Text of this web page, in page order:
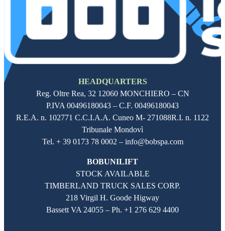
HEADQUARTERS
Reg. Oltre Rea, 32 12060 MONCHIERO – CN
P.IVA 00496180043 – C.F. 00496180043
R.E.A. n. 102771 C.C.I.A.A. Cuneo M- 271088R.I. n. 1122
Tribunale Mondovì
Tel. + 39 0173 78 0002 – info@bobspa.com
BOBUNILIFT
STOCK AVAILABLE
TIMBERLAND TRUCK SALES CORP.
218 Virgil H. Goode Higway
Bassett VA 24055 – Ph. +1 276 629 4400